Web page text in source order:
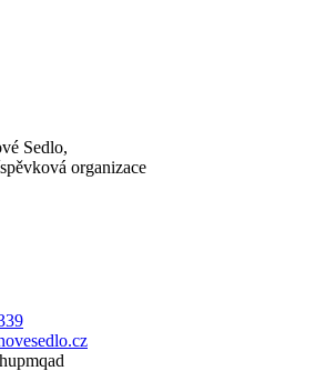
Sedlo,
organizace